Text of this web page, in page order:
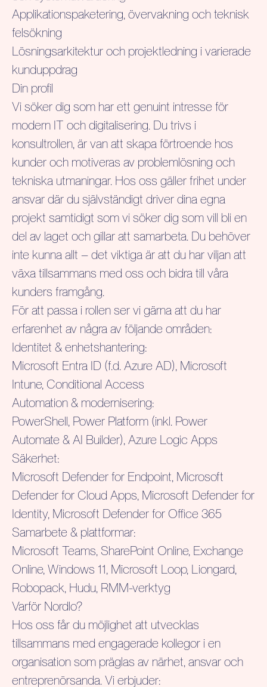
Applikationspaketering, övervakning och teknisk
felsökning
Lösningsarkitektur och projektledning i varierade
kunduppdrag
Din profil
Vi söker dig som har ett genuint intresse för
modern IT och digitalisering. Du trivs i
konsultrollen, är van att skapa förtroende hos
kunder och motiveras av problemlösning och
tekniska utmaningar. Hos oss gäller frihet under
ansvar där du självständigt driver dina egna
projekt samtidigt som vi söker dig som vill bli en
del av laget och gillar att samarbeta. Du behöver
inte kunna allt – det viktiga är att du har viljan att
växa tillsammans med oss och bidra till våra
kunders framgång.
För att passa i rollen ser vi gärna att du har
erfarenhet av några av följande områden:
Identitet & enhetshantering:
Microsoft Entra ID (f.d. Azure AD), Microsoft
Intune, Conditional Access
Automation & modernisering:
PowerShell, Power Platform (inkl. Power
Automate & AI Builder), Azure Logic Apps
Säkerhet:
Microsoft Defender for Endpoint, Microsoft
Defender for Cloud Apps, Microsoft Defender for
Identity, Microsoft Defender for Office 365
Samarbete & plattformar:
Microsoft Teams, SharePoint Online, Exchange
Online, Windows 11, Microsoft Loop, Liongard,
Robopack, Hudu, RMM-verktyg
Varför Nordlo?
Hos oss får du möjlighet att utvecklas
tillsammans med engagerade kollegor i en
organisation som präglas av närhet, ansvar och
entreprenörsanda. Vi erbjuder: